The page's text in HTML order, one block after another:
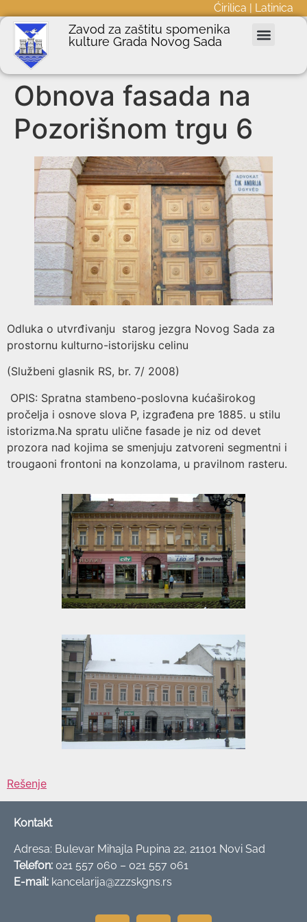
Ćirilica | Latinica
Zavod za zaštitu spomenika
kulture Grada Novog Sada
Obnova fasada na
Pozorišnom trgu 6
Odluka o utvrđivanju starog jezgra Novog Sada za
prostornu kulturno-istorijsku celinu
(Službeni glasnik RS, br. 7/ 2008)
OPIS: Spratna stambeno-poslovna kućaširokog
pročelja i osnove slova P, izgrađena pre 1885. u stilu
istorizma.Na spratu ulične fasade je niz od devet
prozora nad kojima se smenjuju zatvoreni segmentni i
trougaoni frontoni na konzolama, u pravilnom rasteru.
Rešenje
Kontakt
Adresa: Bulevar Mihajla Pupina 22, 21101 Novi Sad
Telefon: 021 557 060 – 021 557 061
E-mail: kancelarija@zzzskgns.rs